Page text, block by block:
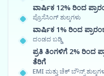
ವಾರ್ಷಿಕ 12% ರಿಂದ
ಪ್ರೊಸೆಸಿಂಗ್ ಶುಲ್ಕಗಳು
ವಾರ್ಷಿಕ 1% ರಿಂದ
ದಂಡದ ಬಡ್ಡಿ
ಪ್ರತಿ ತಿಂಗಳಿಗೆ 2% ರಿಂದ
ತೆರಿಗೆ
EMI ಮತ್ತು ಚೆಕ್ ಬೌನ್ಸ್